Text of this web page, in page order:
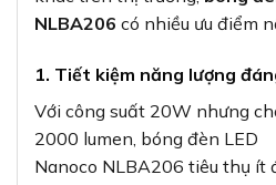
NLBA206 có nhiều ưu điểm
1. Tiết kiệm năng lượng
Với công suất 20W nhưng
2000 lumen, bóng đèn LED
Nanoco NLBA206 tiêu thụ ít